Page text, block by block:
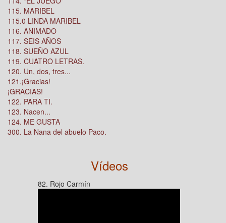
115. MARIBEL
115.0 LINDA MARIBEL
116. ANIMADO
117. SEIS AÑOS
118. SUEÑO AZUL
119. CUATRO LETRAS.
120. Un, dos, tres...
121.¡Gracias!
¡GRACIAS!
122. PARA TI.
123. Nacen...
124. ME GUSTA
300. La Nana del abuelo Paco.
Vídeos
82. Rojo Carmín